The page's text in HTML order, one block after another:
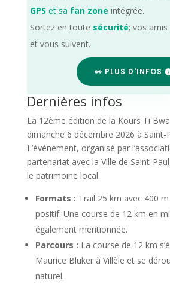
GPS et sa fan zone intégrée.
Sortez en toute sécurité; vos
et vous suivent.
👀 PLUS D'INFOS
Dernières infos
La 12ème édition de la Kours Ti
dimanche 6 décembre 2026 à Saint-
L’événement, organisé par
partenariat avec la Ville de Saint-
le patrimoine local.
Formats : Trail 25 km avec 400
positif. Une course de 12 km en
également mentionnée.
Parcours : La course de 12 km
Maurice Bluker à Villèle et se
naturel.